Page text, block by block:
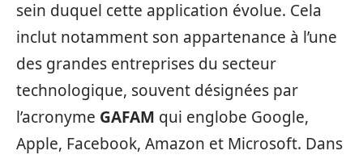
sein duquel cette application évolue. Cela
inclut notamment son appartenance à l’une
des grandes entreprises du secteur
technologique, souvent désignées par
l’acronyme GAFAM qui englobe Google,
Apple, Facebook, Amazon et Microsoft. Dans